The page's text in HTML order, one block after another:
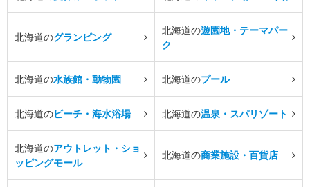
北海道のグランピング
北海道の遊園地・テーマパー
ク
北海道の水族館・動物園 北海道のプール
北海道のビーチ・海水浴場 北海道の温泉・スパリゾート
北海道のアウトレット・ショ
ッピングモール
北海道の商業施設・百貨店